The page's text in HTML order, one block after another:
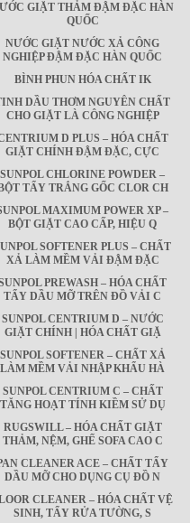
GIẶT THẢM ĐẬM ĐẶC HÀN
QUỐC
NƯỚC GIẶT NƯỚC XẢ CÔNG
NGHIỆP ĐẬM ĐẶC HÀN QUỐC
BÌNH PHUN HÓA CHẤT IK
DẦU THƠM NGUYÊN CHẤT
CHO GIẶT LÀ CÔNG NGHIỆP
D PLUS – HÓA CHẤT
GIẶT CHÍNH ĐẬM ĐẶC, CỰC
SUNPOL CHLORINE POWDER –
TẨY TRẮNG GỐC CLOR CH
MAXIMUM POWER XP –
BỘT GIẶT CAO CẤP, HIỆU Q
SOFTENER PLUS – CHẤT
XẢ LÀM MỀM VẢI ĐẬM ĐẶC
PREWASH – HÓA CHẤT
TẨY DẦU MỠ TRÊN ĐỒ VẢI C
SUNPOL CENTRIUM D – NƯỚC
GIẶT CHÍNH | HÓA CHẤT GIẶ
SUNPOL SOFTENER – CHẤT XẢ
LÀM MỀM VẢI NHẬP KHẨU HÀ
SUNPOL CENTRIUM C – CHẤT
TĂNG HOẠT TÍNH KIỀM SỬ DỤ
RUGSWILL – HÓA CHẤT GIẶT
THẢM, NỆM, GHẾ SOFA CAO C
CLEANER ACE – CHẤT TẨY
DẦU MỠ CHO DỤNG CỤ ĐỒ N
CLEANER – HÓA CHẤT VỆ
SINH, TẨY RỬA TƯỜNG, S